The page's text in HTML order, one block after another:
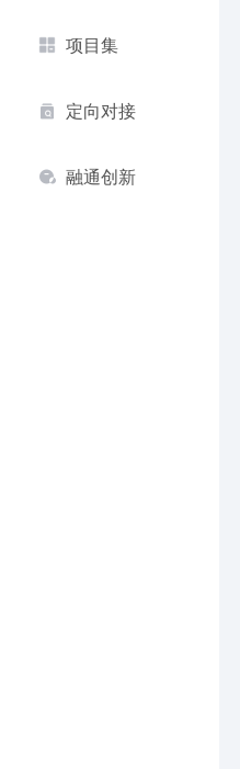
项目集
定向对接
融通创新